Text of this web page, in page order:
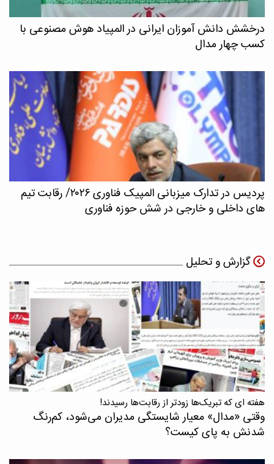
درخشش دانش آموزان ایرانی در المپیاد هوش مصنوعی با
کسب چهار مدال
پردیس در تدارک میزبانی المپیک فناوری ۲۰۲۶/ رقابت تیم
های داخلی و خارجی در شش حوزه فناوری
گزارش و تحلیل
هفته ای که تبریک‌ها زودتر از رقابت‌ها رسیدند!
وقتی «مدال‌» معیار شایستگی مدیران می‌شود، کم‌رنگ
شدنش به پای کیست؟